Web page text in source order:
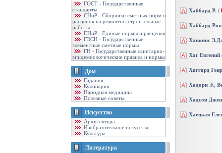
ГОСТ - Государственные
стандарты
CНиР - Сборники сметных норм и
расценок на ремонтно-строительные
работы
ЕНиР - Единые нормы и расценки
ГЭСН - Государственные
элементные сметные нормы
ГН - Государственные санитарно-
эпидемиологические правила и нормы
Дом
Гадания
Кулинария
Народная медицина
Полезные советы
Искусство
Архитектура
Изобразительное искусство
Культура
Литература
Хаббард Р. (
Хаббард Рон
Хавкинс
Хаг Евгений
Хаггард
Хадорн Э.,
Хадсон Джен
Хаецкая